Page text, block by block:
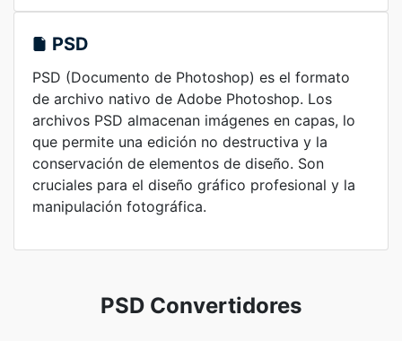
PSD
PSD (Documento de Photoshop) es el formato
de archivo nativo de Adobe Photoshop. Los
archivos PSD almacenan imágenes en capas, lo
que permite una edición no destructiva y la
conservación de elementos de diseño. Son
cruciales para el diseño gráfico profesional y la
manipulación fotográfica.
PSD Convertidores